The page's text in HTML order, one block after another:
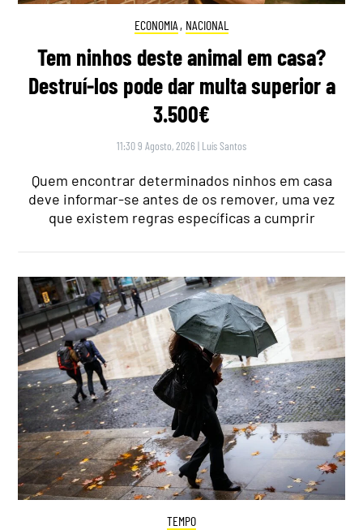
ECONOMIA , NACIONAL
Tem ninhos deste animal em casa?
Destruí-los pode dar multa superior a
3.500€
11:30 9 Agosto, 2026 | Luís Santos
Quem encontrar determinados ninhos em casa
deve informar-se antes de os remover, uma vez
que existem regras específicas a cumprir
TEMPO